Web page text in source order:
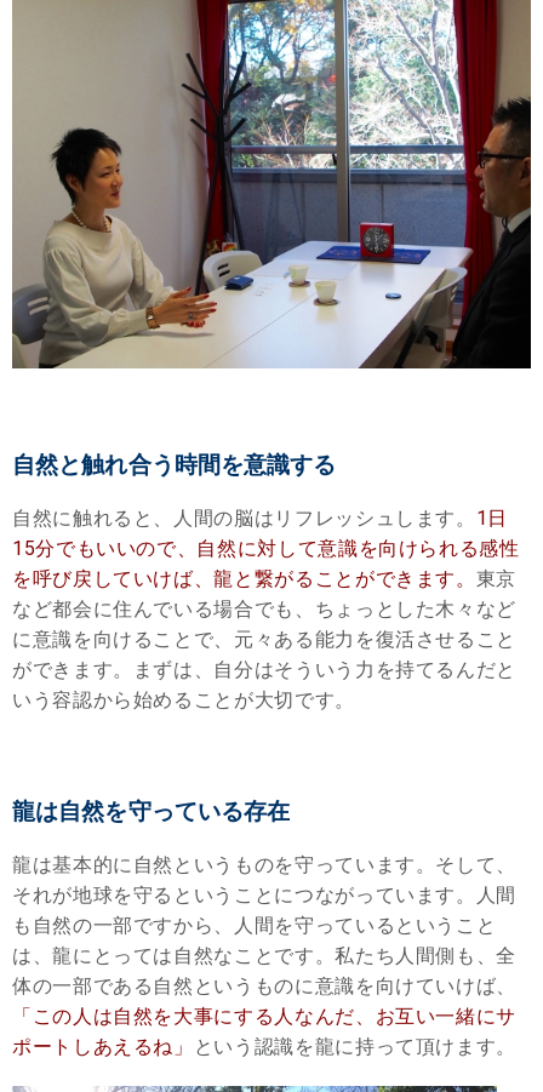
自然と触れ合う時間を意識する
自然に触れると、人間の脳はリフレッシュします。 1日
15分でもいいので、自然に対して意識を向けられる感性
を呼び戻していけば、龍と繋がることができます。 東京
など都会に住んでいる場合でも、ちょっとした木々など
に意識を向けることで、元々ある能力を復活させること
ができます。まずは、自分はそういう力を持てるんだと
いう容認から始めることが大切です。
龍は自然を守っている存在
龍は基本的に自然というものを守っています。そして、
それが地球を守るということにつながっています。人間
も自然の一部ですから、人間を守っているということ
は、龍にとっては自然なことです。私たち人間側も、全
体の一部である自然というものに意識を向けていけば、
「この人は自然を大事にする人なんだ、お互い一緒にサ
ポートしあえるね」
という認識を龍に持って頂けます。